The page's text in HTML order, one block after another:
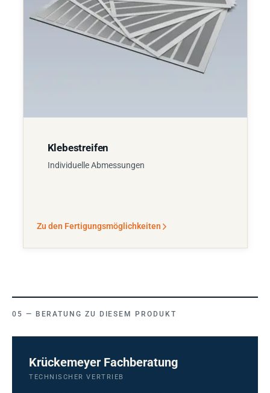
Klebestreifen
Individuelle Abmessungen
Zu den Fertigungsmöglichkeiten
BERATUNG ZU DIESEM PRODUKT
Krückemeyer Fachberatung
TECHNISCHER VERTRIEB